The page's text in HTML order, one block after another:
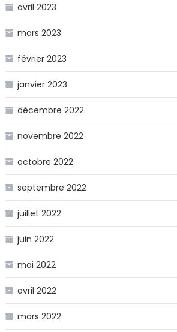
avril 2023
mars 2023
février 2023
janvier 2023
décembre 2022
novembre 2022
octobre 2022
septembre 2022
juillet 2022
juin 2022
mai 2022
avril 2022
mars 2022